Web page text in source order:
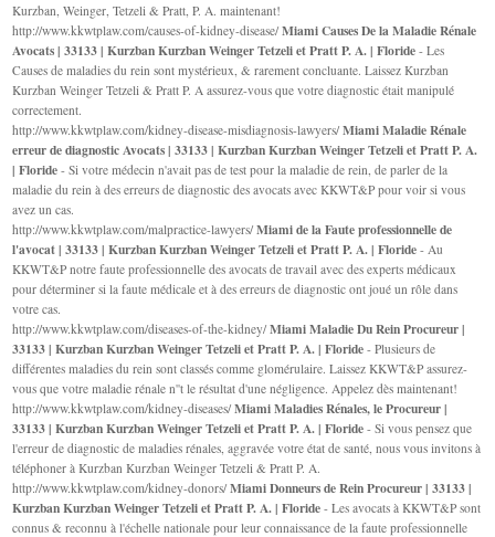
Kurzban, Weinger, Tetzeli & Pratt, P. A. maintenant!
http://www.kkwtplaw.com/causes-of-kidney-disease/Miami Causes De la Maladie Rénale
Avocats | 33133 | Kurzban Kurzban Weinger Tetzeli et Pratt P. A. | Floride - Les
Causes de maladies du rein sont mystérieux, & rarement concluante. Laissez Kurzban
Kurzban Weinger Tetzeli & Pratt P. A assurez-vous que votre diagnostic était manipulé
correctement.
http://www.kkwtplaw.com/kidney-disease-misdiagnosis-lawyers/Miami Maladie Rénale
erreur de diagnostic Avocats | 33133 | Kurzban Kurzban Weinger Tetzeli et Pratt P. A.
| Floride - Si votre médecin n'avait pas de test pour la maladie de rein, de parler de la
maladie du rein à des erreurs de diagnostic des avocats avec KKWT&P pour voir si vous
avez un cas.
http://www.kkwtplaw.com/malpractice-lawyers/Miami de la Faute professionnelle de
l'avocat | 33133 | Kurzban Kurzban Weinger Tetzeli et Pratt P. A. | Floride - Au
KKWT&P notre faute professionnelle des avocats de travail avec des experts médicaux
pour déterminer si la faute médicale et à des erreurs de diagnostic ont joué un rôle dans
votre cas.
http://www.kkwtplaw.com/diseases-of-the-kidney/Miami Maladie Du Rein Procureur |
33133 | Kurzban Kurzban Weinger Tetzeli et Pratt P. A. | Floride - Plusieurs de
différentes maladies du rein sont classés comme glomérulaire. Laissez KKWT&P assurez-
vous que votre maladie rénale n''t le résultat d'une négligence. Appelez dès maintenant!
http://www.kkwtplaw.com/kidney-diseases/Miami Maladies Rénales, le Procureur |
33133 | Kurzban Kurzban Weinger Tetzeli et Pratt P. A. | Floride - Si vous pensez que
l'erreur de diagnostic de maladies rénales, aggravée votre état de santé, nous vous invitons à
téléphoner à Kurzban Kurzban Weinger Tetzeli & Pratt P. A.
http://www.kkwtplaw.com/kidney-donors/Miami Donneurs de Rein Procureur | 33133 |
Kurzban Kurzban Weinger Tetzeli et Pratt P. A. | Floride - Les avocats à KKWT&P sont
connus & reconnu à l'échelle nationale pour leur connaissance de la faute professionnelle